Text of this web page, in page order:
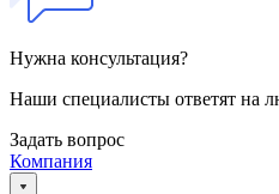
Нужна консультация?
Наши специалисты ответят на
Задать вопрос
Компания